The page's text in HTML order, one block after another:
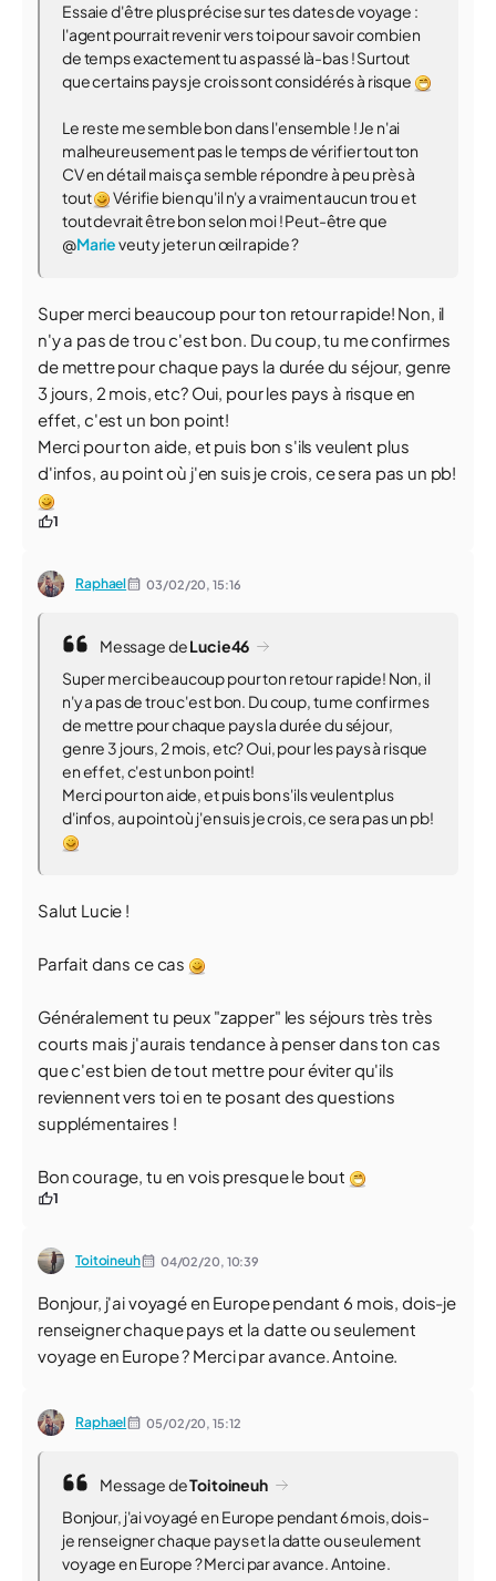
Essaie d'être plus précise sur tes dates de voyage :
l'agent pourrait revenir vers toi pour savoir combien
de temps exactement tu as passé là-bas ! Surtout
que certains pays je crois sont considérés à risque
Le reste me semble bon dans l'ensemble ! Je n'ai
malheureusement pas le temps de vérifier tout ton
CV en détail mais ça semble répondre à peu près à
tout
Vérifie bien qu'il n'y a vraiment aucun trou et
tout devrait être bon selon moi ! Peut-être que
@Marieveut y jeter un œil rapide ?
Super merci beaucoup pour ton retour rapide! Non, il
n'y a pas de trou c'est bon. Du coup, tu me confirmes
de mettre pour chaque pays la durée du séjour, genre
3 jours, 2 mois, etc? Oui, pour les pays à risque en
effet, c'est un bon point!
Merci pour ton aide, et puis bon s'ils veulent plus
d'infos, au point où j'en suis je crois, ce sera pas un pb!
1
Raphael 03/02/20,15:16
Message deLucie46
Super merci beaucoup pour ton retour rapide! Non, il
n'y a pas de trou c'est bon. Du coup, tu me confirmes
de mettre pour chaque pays la durée du séjour,
genre 3 jours, 2 mois, etc? Oui, pour les pays à risque
en effet, c'est un bon point!
Merci pour ton aide, et puis bon s'ils veulent plus
d'infos, au point où j'en suis je crois, ce sera pas un pb!
Salut Lucie !
Parfait dans ce cas
Généralement tu peux "zapper" les séjours très très
courts mais j'aurais tendance à penser dans ton cas
que c'est bien de tout mettre pour éviter qu'ils
reviennent vers toi en te posant des questions
supplémentaires !
Bon courage, tu en vois presque le bout
1
Toitoineuh 04/02/20, 10:39
Bonjour, j'ai voyagé en Europe pendant 6 mois, dois-je
renseigner chaque pays et la datte ou seulement
voyage en Europe ? Merci par avance. Antoine.
Raphael 05/02/20,15:12
Message deToitoineuh
Bonjour, j'ai voyagé en Europe pendant 6 mois, dois-
je renseigner chaque pays et la datte ou seulement
voyage en Europe ? Merci par avance. Antoine.